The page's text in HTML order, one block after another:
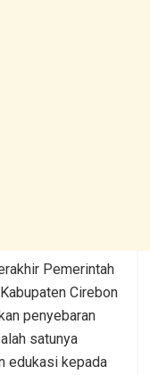
Pemerintah
Cirebon
penyebaran
satunya
edukasi kepada